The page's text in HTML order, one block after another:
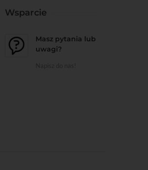
Wsparcie
Masz pytania lub
uwagi?